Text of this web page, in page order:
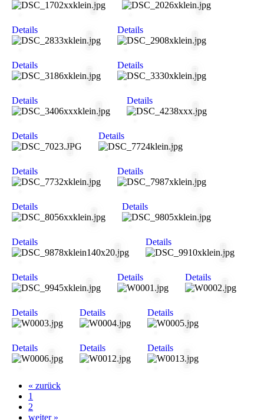
Details Details
Details Details
Details Details
Details Details
Details Details
Details Details
Details Details
Details Details Details
Details Details Details
Details Details Details
« zurück
1
2
weiter »